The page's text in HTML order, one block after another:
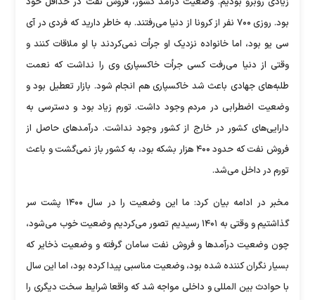
بود. روزی ۷۰۰ نفر از کرونا از دنیا می‌رفتند. به خاطر دارید که فردی در آی
سی یو بود، اما خانواده نزدیک او جرأت نمی‌کردند با او ملاقات کنند و
وقتی از دنیا می‌رفت کسی جرأت خاکسپاری وی را نداشت که نعمت
طلبه‌های جهادی باعث شد خاکسپاری هم انجام شود. بازار تعطیل بود و
وضعیت اضطرابی در مردم وجود داشت. تورم زیاد بود و دسترسی به
دارایی‌های کشور در خارج از کشور وجود نداشت. درآمد‌های حاصل از
فروش نفت که حدود ۴۰۰ هزار بشکه بود، به کشور باز نمی‌گشت و باعث
تورم در داخل می‌شد.
مخبر در ادامه بیان کرد: ما این وضعیت را در سال ۱۴۰۰ پشت سر
گذاشتیم و وقتی به ۱۴۰۱ رسیدیم تصور می‌کردیم وضعیت خوب می‌شود،
چون وضعیت درآمد‌ها و فروش نفت سامان گرفته و وضعیت ذخایر که
بسیار نگران کننده شده بود، وضعیت مناسبی پیدا کرده بود، اما این سال
با حوادث بین المللی و داخلی مواجه شد که واقعا شرایط سخت دیگری را